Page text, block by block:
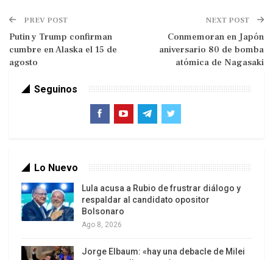
El mensaje del mandatario ocurre pocas horas
después de un pronunciamiento del gobierno de
Estados Unidos que pretende vincular al
gobernante venezolano con carteles de droga.
En respuesta, el canciller de Venezuela, Yván Gil,
calificó el ofrecimiento de una recompensa por
miserias”.
Mientras nosotros desmontamos las tramas
terroristas que se orquestan desde su país, esta
señora sale con un circo mediático para
Venezuela”, expresó el jefe de la diplomacia
PREV POST
Putin y Trump confirman
cumbre en Alaska el 15 de
agosto
NEXT POST
Conmemoran en Japón
aniversario 80 de bomba
atómica de Nagasaki
Seguinos
Lo Nuevo
Lula acusa a Rubio de frustrar diálogo y
respaldar al candidato opositor
Bolsonaro
Ago 8, 2026
Jorge Elbaum: «hay una debacle de Milei